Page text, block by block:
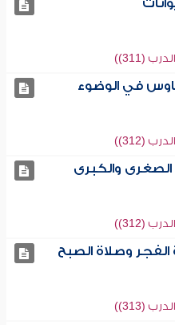
(311))
في الوضوء
(312))
الصغرى والكبرى
(312))
الفجر وصلاة الصبح
(313))